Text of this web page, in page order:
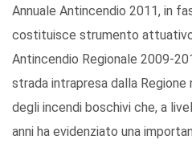
Annuale Antincendio 2011, in
costituisce strumento
Antincendio Regionale 2009-
strada intrapresa dalla
degli incendi boschivi che, a
anni ha evidenziato una